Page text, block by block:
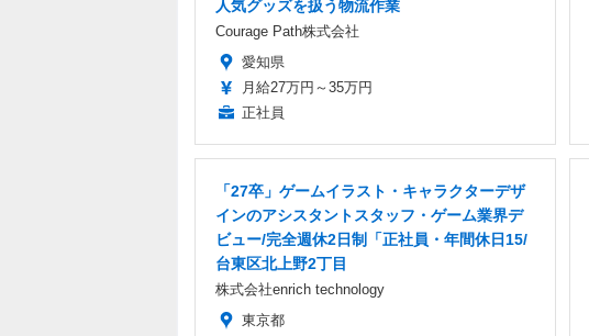
人気グッズを扱う物流作業
Courage Path株式会社
愛知県
月給27万円～35万円
正社員
「27卒」ゲームイラスト・キャラクターデザ
インのアシスタントスタッフ・ゲーム業界デ
ビュー/完全週休2日制「正社員・年間休日15/
台東区北上野2丁目
株式会社enrich technology
東京都